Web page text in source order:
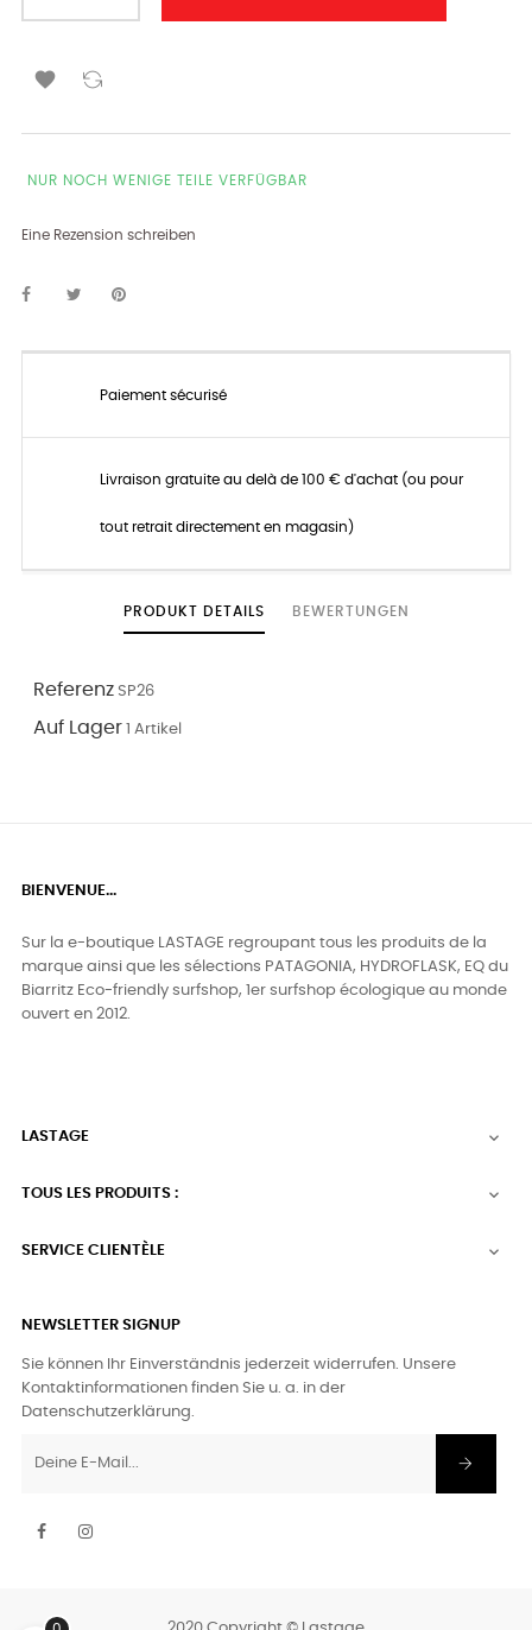

NUR NOCH WENIGE TEILE VERFÜGBAR
Eine Rezension schreiben
Paiement sécurisé
Livraison gratuite au delà de 100 € d'achat (ou pour
tout retrait directement en magasin)
PRODUKT DETAILS BEWERTUNGEN
Referenz SP26
Auf Lager 1 Artikel
BIENVENUE...
Sur la e-boutique LASTAGE regroupant tous les produits de la
marque ainsi que les sélections PATAGONIA, HYDROFLASK, EQ du
Biarritz Eco-friendly surfshop, 1er surfshop écologique au monde
ouvert en 2012.
LASTAGE 
TOUS LES PRODUITS : 
SERVICE CLIENTÈLE 
NEWSLETTER SIGNUP
Sie können Ihr Einverständnis jederzeit widerrufen. Unsere
Kontaktinformationen finden Sie u. a. in der
Datenschutzerklärung.
Facebook